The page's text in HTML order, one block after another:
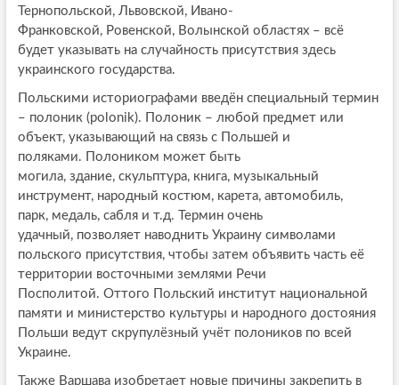
Тернопольской, Львовской, Ивано-
Франковской, Ровенской, Волынской областях – всё
будет указывать на случайность присутствия здесь
украинского государства.
Польскими историографами введён специальный термин
– полоник (polonik). Полоник – любой предмет или
объект, указывающий на связь с Польшей и
поляками. Полоником может быть
могила, здание, скульптура, книга, музыкальный
инструмент, народный костюм, карета, автомобиль,
парк, медаль, сабля и т.д. Термин очень
удачный, позволяет наводнить Украину символами
польского присутствия, чтобы затем объявить часть её
территории восточными землями Речи
Посполитой. Оттого Польский институт национальной
памяти и министерство культуры и народного достояния
Польши ведут скрупулёзный учёт полоников по всей
Украине.
Также Варшава изобретает новые причины закрепить в